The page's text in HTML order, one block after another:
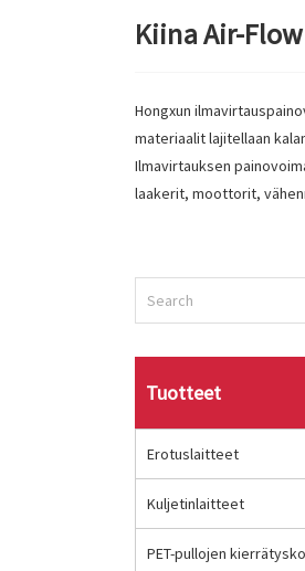
Kiina Air-
Hongxun
materiaalit lajitellaan
Ilmavirtauksen
laakerit, moottorit,
Tuotteet
Erotuslaitteet
Kuljetinlaitteet
PET-pullojen